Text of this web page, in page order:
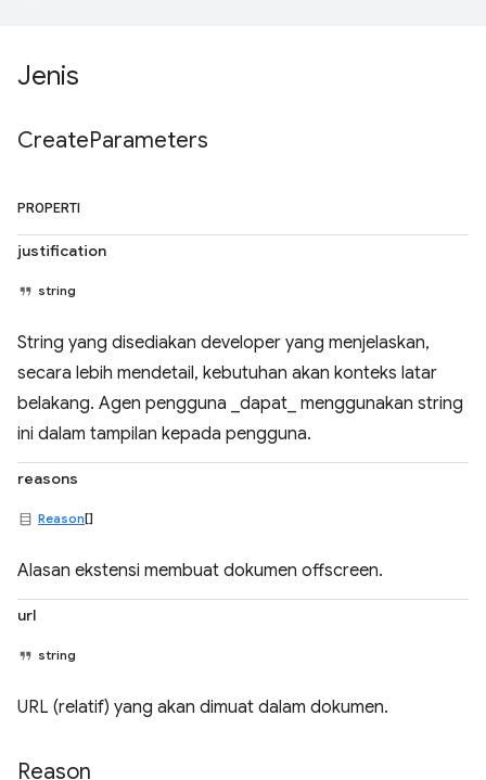
Jenis
CreateParameters
PROPERTI
justification
string
String yang disediakan developer yang menjelaskan,
secara lebih mendetail, kebutuhan akan konteks latar
belakang. Agen pengguna _dapat_ menggunakan string
ini dalam tampilan kepada pengguna.
reasons
Reason[]
Alasan ekstensi membuat dokumen offscreen.
url
string
URL (relatif) yang akan dimuat dalam dokumen.
Reason